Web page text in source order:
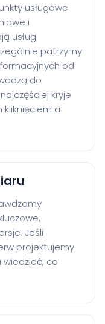
usługowe
i
usług
patrzymy
od
do
kryje
kliknięciem a
Jeśli
projektujemy
co